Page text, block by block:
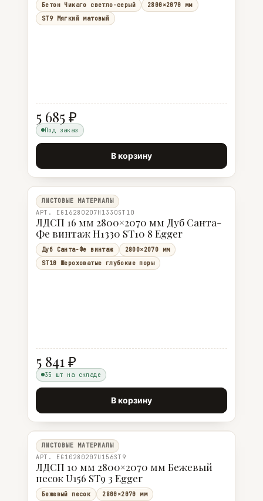
Бетон Чикаго светло-серый
2800×2070 мм
ST9 Мягкий матовый
5 685 ₽
Под заказ
В корзину
ЛИСТОВЫЕ МАТЕРИАЛЫ
АРТ. EG16280207H1330ST10
ЛДСП 16 мм 2800×2070 мм Дуб Санта-
Фе винтаж H1330 ST10 8 Egger
Дуб Санта-Фе винтаж
2800×2070 мм
ST10 Шероховатые глубокие поры
5 841 ₽
35 шт на складе
В корзину
ЛИСТОВЫЕ МАТЕРИАЛЫ
АРТ. EG10280207U156ST9
ЛДСП 10 мм 2800×2070 мм Бежевый
песок U156 ST9 3 Egger
Бежевый песок
2800×2070 мм